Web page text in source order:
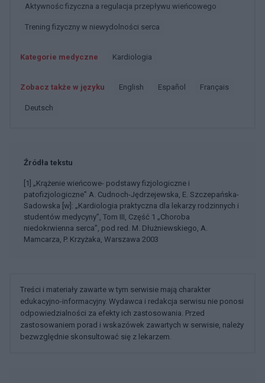
Aktywnośc fizyczna a regulacja przepływu wieńcowego
Trening fizyczny w niewydolności serca
Kategorie medyczne Kardiologia
Zobacz także w języku english español français
deutsch
Źródła tekstu
[1] „Krążenie wieńcowe- podstawy fizjologiczne i
patofizjologiczne” A. Cudnoch-Jędrzejewska, E. Szczepańska-
Sadowska [w]: „Kardiologia praktyczna dla lekarzy rodzinnych i
studentów medycyny”, Tom III, Część 1 „Choroba
niedokrwienna serca”, pod red. M. Dłużniewskiego, A.
Mamcarza, P. Krzyżaka, Warszawa 2003
Treści i materiały zawarte w tym serwisie mają charakter
edukacyjno-informacyjny. Wydawca i redakcja serwisu nie ponosi
odpowiedzialności za efekty ich zastosowania. Przed
zastosowaniem porad i wskazówek zawartych w serwisie, należy
bezwzględnie skonsultować się z lekarzem.